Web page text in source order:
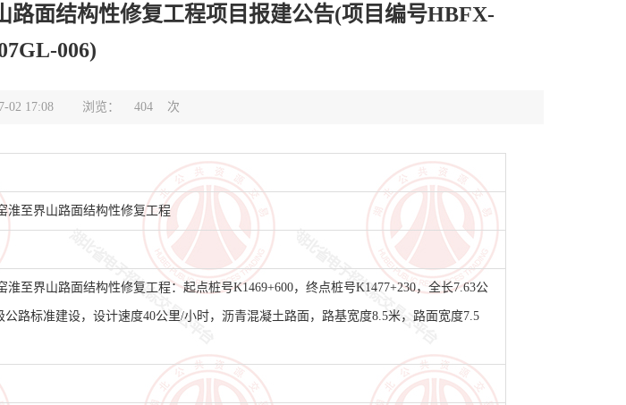
路面结构性修复工程项目报建公告(项目编号HBFX-
006)
02 17:08 浏览： 404 次
淮至界山路面结构性修复工程
淮至界山路面结构性修复工程：起点桩号K1469+600，终点桩号K1477+230，全长7.63公
路标准建设，设计速度40公里/小时，沥青混凝土路面，路基宽度8.5米，路面宽度7.5